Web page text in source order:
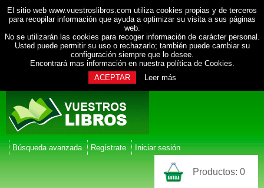
El sitio web www.vuestroslibros.com utiliza cookies propias y de terceros
para recopilar información que ayuda a optimizar su visita a sus páginas
web.
No se utilizarán las cookies para recoger información de carácter personal.
Usted puede permitir su uso o rechazarlo; también puede cambiar su
configuración siempre que lo desee.
Encontrará mas información en nuestra política de Cookies.
ACEPTAR
Leer más
Búsqueda avanzada Regístrate Iniciar sesión
Productos: 0